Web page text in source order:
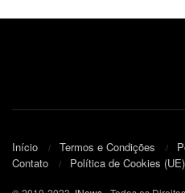
Início Termos e Condições
Contato
Política de Cookies (UE)